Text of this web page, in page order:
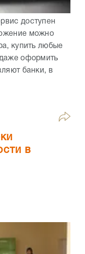
доступен
можно
купить любые
оформить
банки, в
в